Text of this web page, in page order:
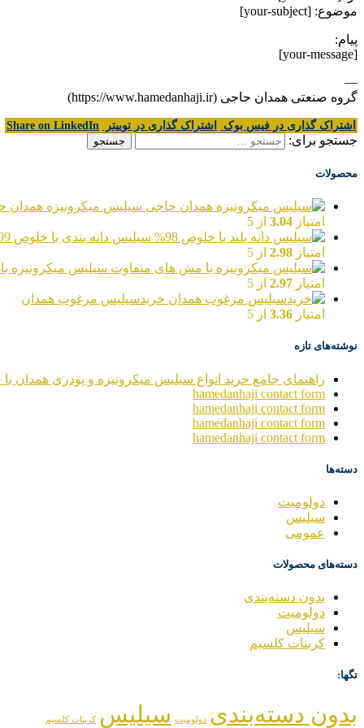
موضوع: [your-subject]
پیام:
[your-message]
—
گروه صنعتی همدان حاجی (https://www.hamedanhaji.ir)
اشتراک گذاری در فیس بوک اشتراک گذاری در توییتر Share on LinkedIn
جستجو برای:
محصولات
سیلیس میکرونیزه همدان
امتیاز 3.04 از 5
سیلیس دانه بندی با خلوص 99%
امتیاز 2.98 از 5
سیلیس میکرونیزه
امتیاز 2.97 از 5
خریدسیلیس مرغوب همدان
امتیاز 3.36 از 5
نوشته‌های تازه
راهنمای جامع خرید انواع سیلیس میکرونیزه و پودری همدان با
hamedanhaji contact form
hamedanhaji contact form
hamedanhaji contact form
hamedanhaji contact form
دسته‌ها
دولومیت
سیلیس
عمومی
دسته‌های محصولات
بدون دسته‌بندی
دولومیت
سیلیس
کربنات کلسیم
تگها:
بدون دسته‌بندی دولومیت سیلیس کربنات کلسیم